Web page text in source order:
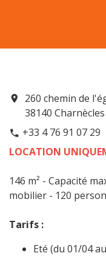
location_on
260 chemin de
38140 Charnècles
phone +33 4 76 91 07 29
LOCATION
146 m² - Capacité
mobilier - 120
Tarifs :
Eté (du 01/04